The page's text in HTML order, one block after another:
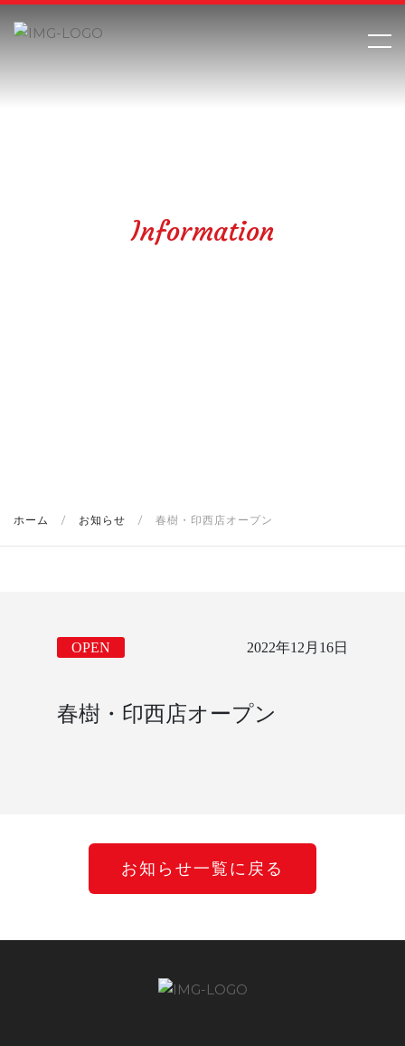
Information
ホーム / お知らせ / 春樹・印西店オープン
OPEN 2022年12月16日
春樹・印西店オープン
お知らせ一覧に戻る